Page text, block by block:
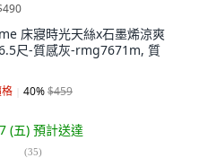
床寢時光天絲x石墨烯涼爽
尺-質感灰-rmg7671m, 質
40%$459
(五) 預計送達
(35)